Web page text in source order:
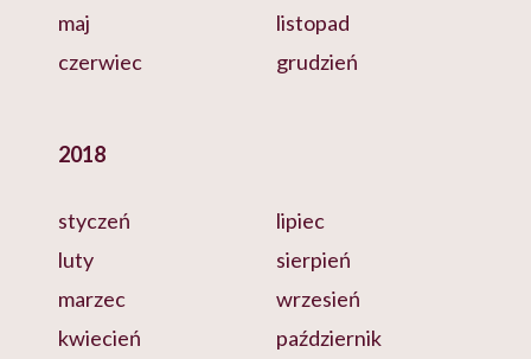
maj
czerwiec
listopad
grudzień
2018
styczeń
luty
marzec
kwiecień
lipiec
sierpień
wrzesień
październik